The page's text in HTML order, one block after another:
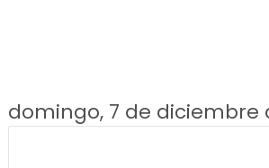
domingo, 7 de diciembre